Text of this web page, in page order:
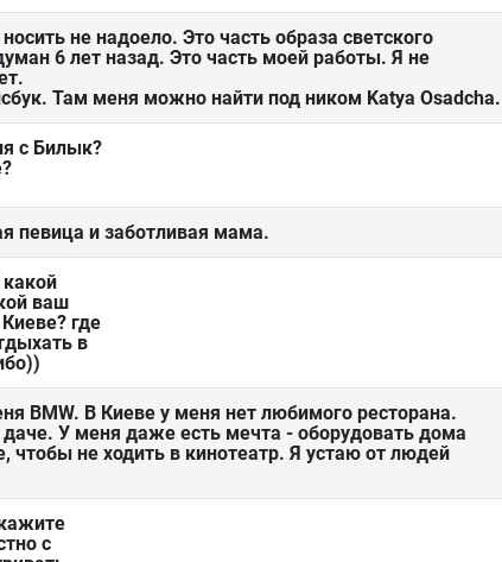
не надоело. Это часть образа светского
6 лет назад. Это часть моей работы. Я не
Там меня можно найти под ником Katya Osadcha.
с Билык?
певица и заботливая мама.
какой
ваш
где
в
BMW. В Киеве у меня нет любимого ресторана.
У меня даже есть мечта - оборудовать дома
чтобы не ходить в кинотеатр. Я устаю от людей
с